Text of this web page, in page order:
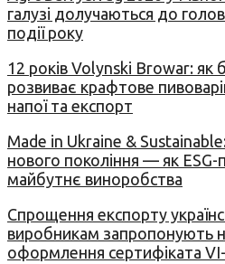
галузі долучаються до
події року
12 років Volynski Browar: як
розвиває крафтове
напої та експорт
Made in Ukraine &
нового покоління — як
майбутнє виноробства
Спрощення експорту
виробникам запропонують
оформлення сертифіката